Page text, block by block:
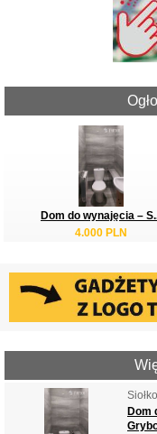
Dom do wynajęcia –
4.000 PLN
Dom